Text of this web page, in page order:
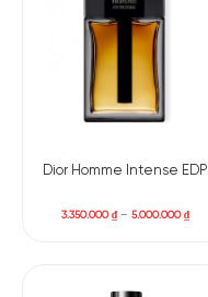
vĩ phấn mịn, vông vang
mọng của lê. Sự kết
thân thiện, dễ tạo thiện
Ở lớp cuối, gỗ tuyết
Dior Homme Intense EDP
3.350.000₫– 5.000.000₫